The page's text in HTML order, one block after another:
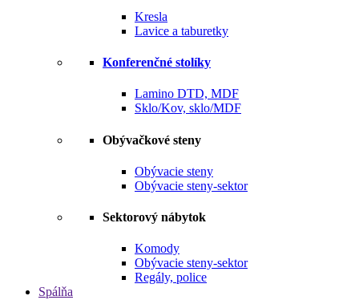
Kresla
Lavice a taburetky
Konferenčné stolíky
Lamino DTD, MDF
Sklo/Kov, sklo/MDF
Obývačkové steny
Obývacie steny
Obývacie steny-sektor
Sektorový nábytok
Komody
Obývacie steny-sektor
Regály, police
Spálňa